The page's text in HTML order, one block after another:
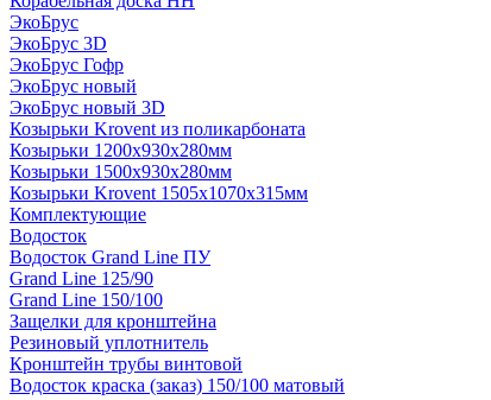
ЭкоБрус
ЭкоБрус 3D
ЭкоБрус Гофр
ЭкоБрус новый
ЭкоБрус новый 3D
Козырьки Krovent из поликарбоната
Козырьки 1200х930х280мм
Козырьки 1500х930х280мм
Козырьки Krovent 1505х1070х315мм
Комплектующие
Водосток
Водосток Grand Line ПУ
Grand Line 125/90
Grand Line 150/100
Защелки для кронштейна
Резиновый уплотнитель
Кронштейн трубы винтовой
Водосток краска (заказ) 150/100 матовый